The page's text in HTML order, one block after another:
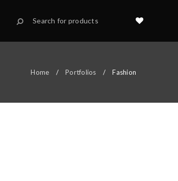
Home / Portfolios / Fashion